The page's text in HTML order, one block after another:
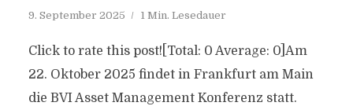
9. September 2025 1 Min. Lesedauer
Click to rate this post![Total: 0 Average: 0]Am
22. Oktober 2025 findet in Frankfurt am Main
die BVI Asset Management Konferenz statt.